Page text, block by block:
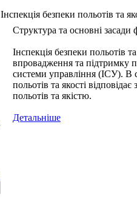
Інспекція безпеки польотів та
Структура та основні засади
Інспекція безпеки польотів
впровадження та підтримку
системи управління (ІСУ). В
польотів та якості
польотів та якістю.
Детальніше